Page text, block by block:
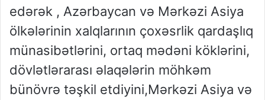
edərək , Azərbaycan və Mərkəzi Asiya
ölkələrinin xalqlarının çoxəsrlik qardaşlıq
münasibətlərini, ortaq mədəni köklərini,
dövlətlərarası əlaqələrin möhkəm
bünövrə təşkil etdiyini,Mərkəzi Asiya və